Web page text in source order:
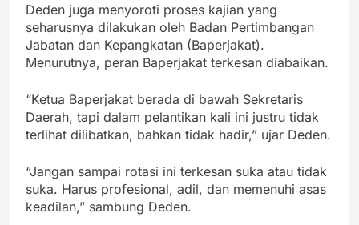
Deden juga menyoroti proses kajian yang
seharusnya dilakukan oleh Badan Pertimbangan
Jabatan dan Kepangkatan (Baperjakat).
Menurutnya, peran Baperjakat terkesan diabaikan.
“Ketua Baperjakat berada di bawah Sekretaris
Daerah, tapi dalam pelantikan kali ini justru tidak
terlihat dilibatkan, bahkan tidak hadir,” ujar Deden.
“Jangan sampai rotasi ini terkesan suka atau tidak
suka. Harus profesional, adil, dan memenuhi asas
keadilan,” sambung Deden.